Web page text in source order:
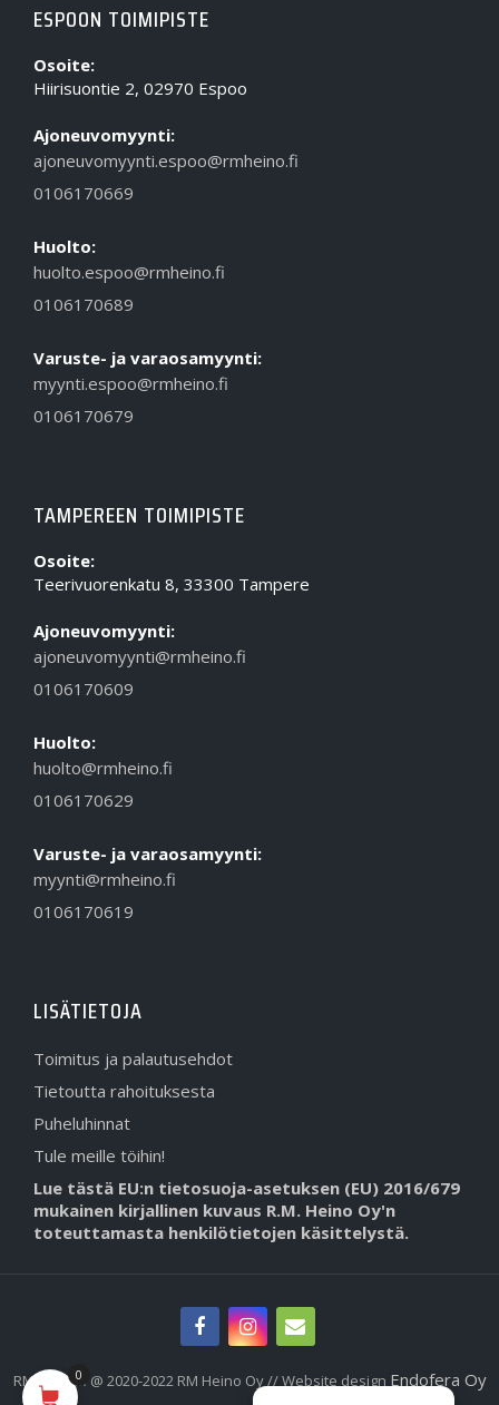
ESPOON TOIMIPISTE
Osoite:
Hiirisuontie 2, 02970 Espoo
Ajoneuvomyynti:
ajoneuvomyynti.espoo@rmheino.fi
0106170669
Huolto:
huolto.espoo@rmheino.fi
0106170689
Varuste- ja varaosamyynti:
myynti.espoo@rmheino.fi
0106170679
TAMPEREEN TOIMIPISTE
Osoite:
Teerivuorenkatu 8, 33300 Tampere
Ajoneuvomyynti:
ajoneuvomyynti@rmheino.fi
0106170609
Huolto:
huolto@rmheino.fi
0106170629
Varuste- ja varaosamyynti:
myynti@rmheino.fi
0106170619
LISÄTIETOJA
Toimitus ja palautusehdot
Tietoutta rahoituksesta
Puheluhinnat
Tule meille töihin!
Lue tästä EU:n tietosuoja-asetuksen (EU) 2016/679
mukainen kirjallinen kuvaus R.M. Heino Oy'n
toteuttamasta henkilötietojen käsittelystä.
RMHeino.fi @ 2020-2022 RM Heino Oy // Website design Endofera Oy
0